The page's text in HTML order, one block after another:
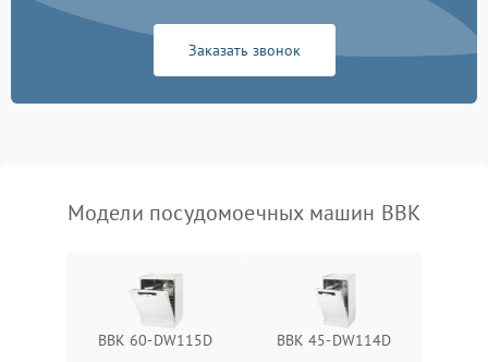
Сбои в работе таймера 1700 ₽
Заказать звонок
Модели посудомоечных машин BBK
BBK 60-DW115D BBK 45-DW114D